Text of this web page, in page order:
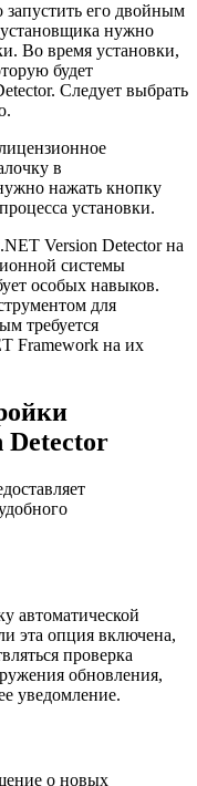
его двойным
нужно
Во время установки,
будет
Следует выбрать
в
нажать кнопку
установки.
Version Detector на
системы
особых навыков.
для
требуется
Framework на их
Detector
автоматической
эта опция включена,
проверка
обновления,
уведомление.
о новых